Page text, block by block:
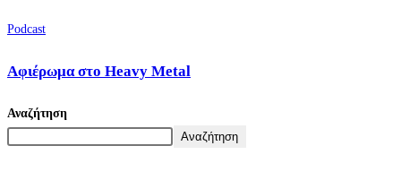
Podcast
Αφιέρωμα στο Heavy Metal
Αναζήτηση
Αναζήτηση